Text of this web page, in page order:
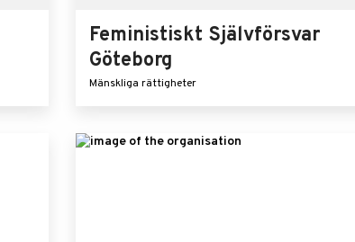
Feministiskt Självförsvar
Göteborg
Mänskliga rättigheter